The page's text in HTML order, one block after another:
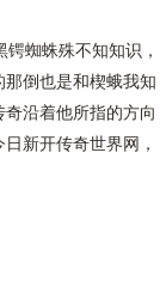
蜘蛛殊不知知识，
倒也是和楔蛾我知
沿着他所指的方向
新开传奇世界网，